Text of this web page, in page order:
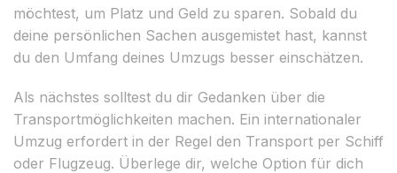
möchtest, um Platz und Geld zu sparen. Sobald du
deine persönlichen Sachen ausgemistet hast, kannst
du den Umfang deines Umzugs besser einschätzen.
Als nächstes solltest du dir Gedanken über die
Transportmöglichkeiten machen. Ein internationaler
Umzug erfordert in der Regel den Transport per Schiff
oder Flugzeug. Überlege dir, welche Option für dich